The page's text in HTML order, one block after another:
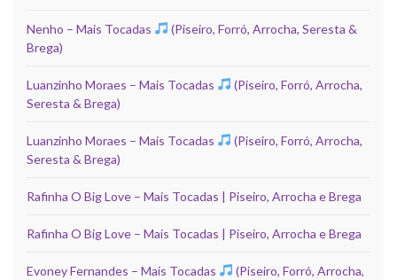
Nenho – Mais Tocadas
(Piseiro, Forró, Arrocha, Seresta &
Brega)
Luanzinho Moraes – Mais Tocadas
(Piseiro, Forró, Arrocha,
Seresta & Brega)
Luanzinho Moraes – Mais Tocadas
(Piseiro, Forró, Arrocha,
Seresta & Brega)
Rafinha O Big Love – Mais Tocadas | Piseiro, Arrocha e Brega
Rafinha O Big Love – Mais Tocadas | Piseiro, Arrocha e Brega
Evoney Fernandes – Mais Tocadas
(Piseiro, Forró, Arrocha,